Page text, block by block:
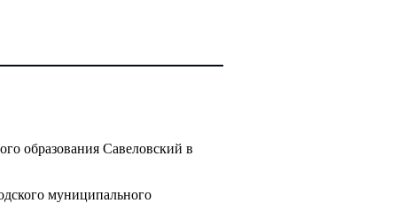
образования Савеловский в
муниципального